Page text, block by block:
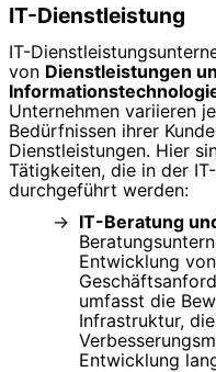
IT-Dienstleistung
IT-
von Dienstleistungen
Unternehmen variieren
Bedürfnissen ihrer
Dienstleistungen. Hier
Tätigkeiten, die in der
durchgeführt werden:
IT-Beratung
Entwicklung
umfasst die
Infrastruktur,
Entwicklung